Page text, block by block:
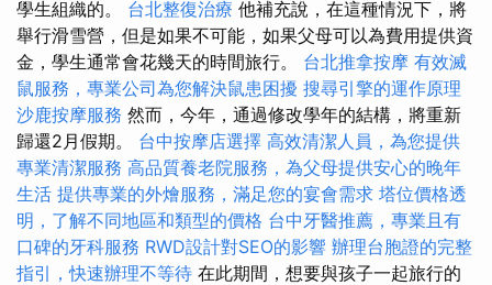
學生組織的。 台北整復治療 他補充說，在這種情況下，將
舉行滑雪營，但是如果不可能，如果父母可以為費用提供資
金，學生通常會花幾天的時間旅行。 台北推拿按摩 有效滅
鼠服務，專業公司為您解決鼠患困擾 搜尋引擎的運作原理
沙鹿按摩服務 然而，今年，通過修改學年的結構，將重新
歸還2月假期。 台中按摩店選擇 高效清潔人員，為您提供
專業清潔服務 高品質養老院服務，為父母提供安心的晚年
生活 提供專業的外燴服務，滿足您的宴會需求 塔位價格透
明，了解不同地區和類型的價格 台中牙醫推薦，專業且有
口碑的牙科服務 RWD設計對SEO的影響 辦理台胞證的完整
指引，快速辦理不等待 在此期間，想要與孩子一起旅行的